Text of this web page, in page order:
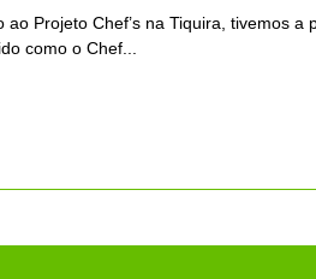
Projeto Chef’s na Tiquira, tivemos a
como o Chef...